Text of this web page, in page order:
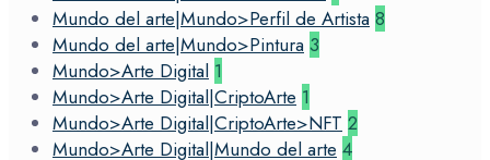
Mundo del arte|Mundo>Perfil de Artista 8
Mundo del arte|Mundo>Pintura 3
Mundo>Arte Digital 1
Mundo>Arte Digital|CriptoArte 1
Mundo>Arte Digital|CriptoArte>NFT 2
Mundo>Arte Digital|Mundo del arte 4